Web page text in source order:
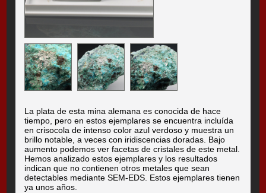
La plata de esta mina alemana es conocida de hace
tiempo, pero en estos ejemplares se encuentra incluída
en crisocola de intenso color azul verdoso y muestra un
brillo notable, a veces con iridiscencias doradas. Bajo
aumento podemos ver facetas de cristales de este metal.
Hemos analizado estos ejemplares y los resultados
indican que no contienen otros metales que sean
detectables mediante SEM-EDS. Estos ejemplares tienen
ya unos años.